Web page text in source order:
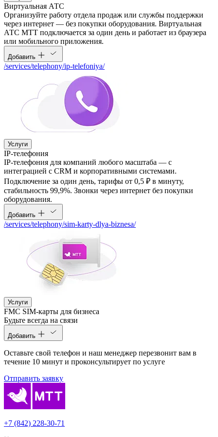
Виртуальная АТС
Организуйте работу отдела продаж или службы поддержки
через интернет — без покупки оборудования. Виртуальная
АТС МТТ подключается за один день и работает из браузера
или мобильного приложения.
Добавить
/services/telephony/ip-telefoniya/
Услуги
IP-телефония
IP-телефония для компаний любого масштаба — с
интеграцией с CRM и корпоративными системами.
Подключение за один день, тарифы от 0,5 ₽ в минуту,
стабильность 99,9%. Звонки через интернет без покупки
оборудования.
Добавить
/services/telephony/sim-karty-dlya-biznesa/
Услуги
FMC SIM-карты для бизнеса
Будьте всегда на связи
Добавить
Оставьте свой телефон и наш менеджер перезвонит вам в
течение 10 минут и проконсультирует по услуге
Отправить заявку
+7 (842) 228-30-71